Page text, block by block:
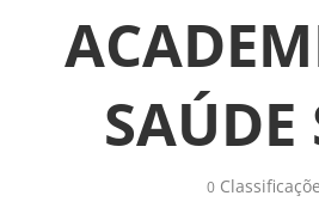
SAÚDE
0